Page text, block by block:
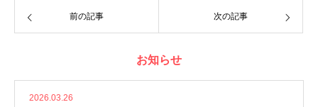
前の記事 次の記事
お知らせ
2026.03.26